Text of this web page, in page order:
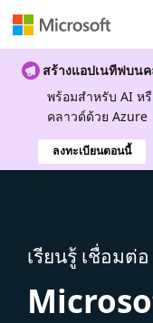
สร้างแอปเนทีฟบน
พร้อมสําหรับ AI ห
คลาวด์ด้วย Azure
ลงทะเบียนตอนนี้
เรียนรู้ เชื่อมต่